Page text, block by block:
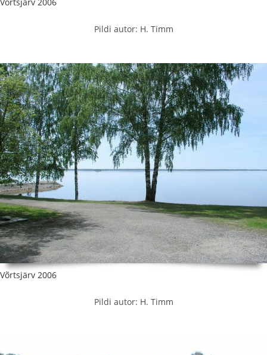
Pildi autor: H. Timm
Võrtsjärv 2006
Pildi autor: H. Timm